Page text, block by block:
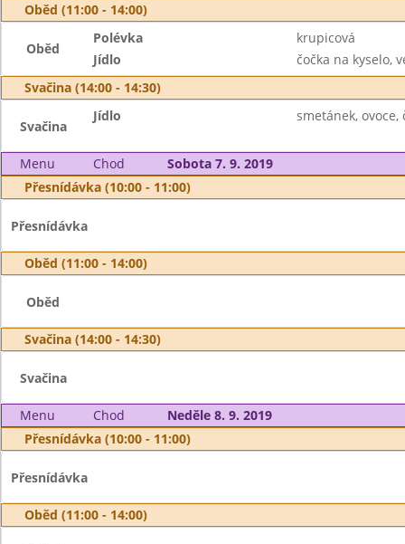
Oběd (11:00 - 14:00)
Oběd
Polévka
krupicová
Jídlo
čočka na kyselo,
Svačina (14:00 - 14:30)
Svačina
Jídlo smetánek, ovoce,
Menu Chod
Sobota 7. 9. 2019
Přesnídávka (10:00 - 11:00)
Přesnídávka
Oběd (11:00 - 14:00)
Oběd
Svačina (14:00 - 14:30)
Svačina
Menu Chod
Neděle 8. 9. 2019
Přesnídávka (10:00 - 11:00)
Přesnídávka
Oběd (11:00 - 14:00)